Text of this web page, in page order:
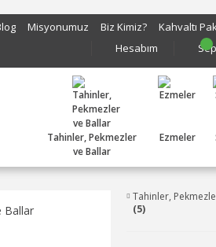
Misyonumuz Biz Kimiz? Kahvaltı
Hesabım
Tahinler, Pekmezler
ve Ballar
Ezmeler
Ballar
Tahinler,
(5)